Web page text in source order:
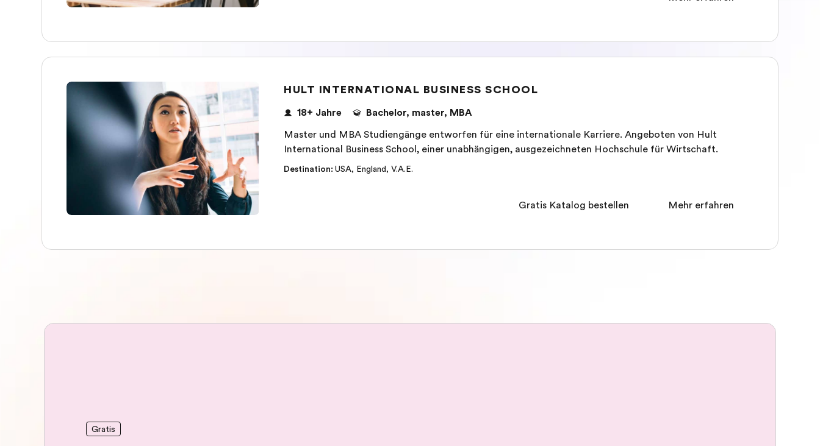
HULT INTERNATIONAL BUSINESS SCHOOL
18+ Jahre
Bachelor, master, MBA
Master und MBA Studiengänge entworfen für eine internationale Karriere. Angeboten von Hult
International Business School, einer unabhängigen, ausgezeichneten Hochschule für Wirtschaft.
Destination: USA, England, V.A.E.
Mehr erfahren
Gratis Katalog bestellen
Gratis